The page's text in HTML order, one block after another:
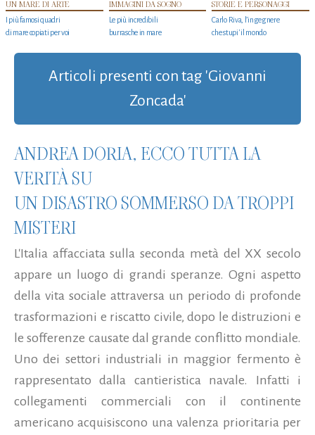
UN MARE DI ARTE
I più famosi quadri
di mare copiati per voi
IMMAGINI DA SOGNO
Le più incredibili
burrasche in mare
STORIE E PERSONAGGI
Carlo Riva, l’ingegnere
che stupi' il mondo
Articoli presenti con tag 'Giovanni
Zoncada'
ANDREA DORIA, ECCO TUTTA LA
VERITÀ SU
UN DISASTRO SOMMERSO DA TROPPI
MISTERI
L'Italia affacciata sulla seconda metà del XX secolo
appare un luogo di grandi speranze. Ogni aspetto
della vita sociale attraversa un periodo di profonde
trasformazioni e riscatto civile, dopo le distruzioni e
le sofferenze causate dal grande conflitto mondiale.
Uno dei settori industriali in maggior fermento è
rappresentato dalla cantieristica navale. Infatti i
collegamenti commerciali con il continente
americano acquisiscono una valenza prioritaria per